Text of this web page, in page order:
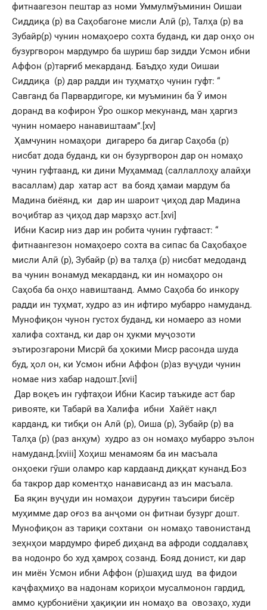
фитнаагезон пештар аз номи Уммулмӯъминин Оишаи
Сиддиқа (р) ва Саҳобагоне мисли Алӣ (р), Талҳа (р) ва
Зубайр(р) чунин номаҳоеро сохта буданд, ки дар онҳо он
бузургворон мардумро ба шуриш бар зидди Усмон ибни
Аффон (р)тарғиб мекарданд. Баъдҳо худи Оишаи
Сиддиқа (р) дар радди ин туҳматҳо чунин гуфт: “
Савганд ба Парвардигоре, ки муъминин ба Ӯ имон
доранд ва кофирон Ӯро ошкор мекунанд, ман ҳаргиз
чунин номаеро нанавиштаам”.[xv]
Ҳамчунин номаҳори дигареро ба дигар Саҳоба (р)
нисбат дода буданд, ки он бузургворон дар он номаҳо
чунин гуфтаанд, ки дини Муҳаммад (саллаллоҳу алайҳи
васаллам) дар хатар аст ва бояд ҳамаи мардум ба
Мадина биёянд, ки дар ин шароит ҷиҳод дар Мадина
воҷибтар аз ҷиҳод дар марзҳо аст.[xvi]
Ибни Касир низ дар ин робита чунин гуфтааст: “
фитнаангезон номаҳоеро сохта ва сипас ба Саҳобаҳое
мисли Алӣ (р), Зубайр (р) ва талҳа (р) нисбат медоданд
ва чунин вонамуд мекарданд, ки ин номаҳоро он
Саҳоба ба онҳо навиштаанд. Аммо Саҳоба бо инкору
радди ин туҳмат, худро аз ин ифтиро мубарро намуданд.
Мунофиқон чунон густох буданд, ки номаеро аз номи
халифа сохтанд, ки дар он ҳукми муҷозоти
эътирозгарони Мисрӣ ба ҳокими Миср расонда шуда
буд, ҳол он, ки Усмон ибни Аффон (р)аз вуҷуди чунин
номае низ хабар надошт.[xvii]
Дар воқеъ ин гуфтаҳои Ибни Касир таъкиде аст бар
ривояте, ки Табарӣ ва Халифа ибни Хайёт нақл
карданд, ки тибқи он Алӣ (р), Оиша (р), Зубайр (р) ва
Талҳа (р) (раз анҳум) худро аз он номаҳо мубарро эълон
намуданд.[xviii] Хоҳиш менамоям ба ин масъала
онҳоеки гӯши оламро кар кардаанд диққат кунанд.Боз
ба такрор дар коментҳо нанависанд аз ин масъала.
Ба яқин вуҷуди ин номаҳои дуруғин таъсири бисёр
муҳимме дар оғоз ва анҷоми он фитнаи бузург дошт.
Мунофиқон аз тариқи сохтани он номаҳо тавонистанд
зеҳнҳои мардумро фиреб диҳанд ва афроди соддалавҳ
ва нодонро бо худ ҳамроҳ созанд. Бояд донист, ки дар
ин миён Усмон ибни Аффон (р)шаҳид шуд ва фидои
каҷфаҳмиҳо ва надонам кориҳои мусалмонон гардид,
аммо қурбониёни ҳақиқии ин номаҳо ва овозаҳо, худи